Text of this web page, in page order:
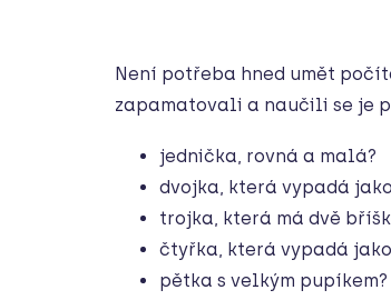
Není potřeba hned umět
zapamatovali a naučili se je
jednička, rovná a malá?
dvojka, která vypadá
trojka, která má dvě
čtyřka, která vypadá
pětka s velkým pupíkem?